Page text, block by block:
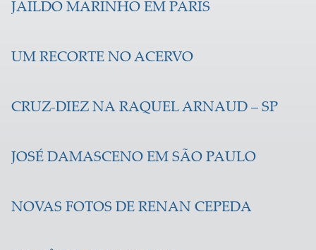
JAILDO MARINHO EM PARIS
UM RECORTE NO ACERVO
CRUZ-DIEZ NA RAQUEL ARNAUD – SP
JOSÉ DAMASCENO EM SÃO PAULO
NOVAS FOTOS DE RENAN CEPEDA